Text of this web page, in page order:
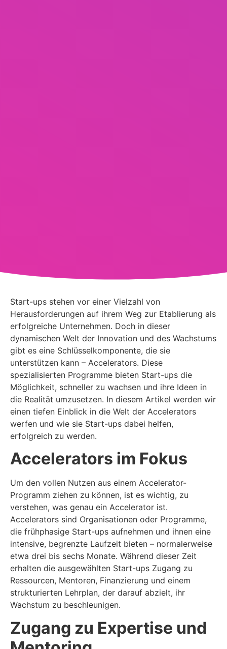
Start-ups stehen vor einer Vielzahl von
Herausforderungen auf ihrem Weg zur Etablierung als
erfolgreiche Unternehmen. Doch in dieser
dynamischen Welt der Innovation und des Wachstums
gibt es eine Schlüsselkomponente, die sie
unterstützen kann – Accelerators. Diese
spezialisierten Programme bieten Start-ups die
Möglichkeit, schneller zu wachsen und ihre Ideen in
die Realität umzusetzen. In diesem Artikel werden wir
einen tiefen Einblick in die Welt der Accelerators
werfen und wie sie Start-ups dabei helfen,
erfolgreich zu werden.
Accelerators im Fokus
Um den vollen Nutzen aus einem Accelerator-
Programm ziehen zu können, ist es wichtig, zu
verstehen, was genau ein Accelerator ist.
Accelerators sind Organisationen oder Programme,
die frühphasige Start-ups aufnehmen und ihnen eine
intensive, begrenzte Laufzeit bieten – normalerweise
etwa drei bis sechs Monate. Während dieser Zeit
erhalten die ausgewählten Start-ups Zugang zu
Ressourcen, Mentoren, Finanzierung und einem
strukturierten Lehrplan, der darauf abzielt, ihr
Wachstum zu beschleunigen.
Zugang zu Expertise und